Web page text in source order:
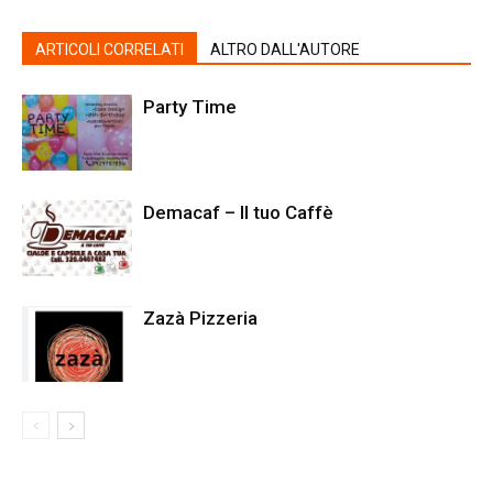
ARTICOLI CORRELATI ALTRO DALL'AUTORE
Party Time
Demacaf – Il tuo Caffè
Zazà Pizzeria